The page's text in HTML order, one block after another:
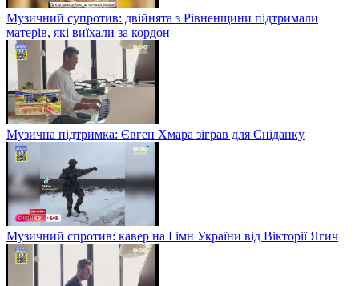
Музичний супротив: двійнята з Рівненщини підтримали
матерів, які виїхали за кордон
Музична підтримка: Євген Хмара зіграв для Сніданку
Музичний спротив: кавер на Гімн України від Вікторії Ягич